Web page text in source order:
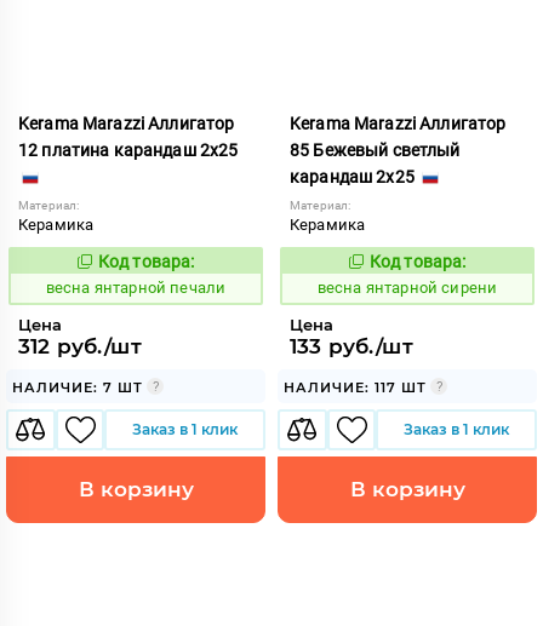
Kerama Marazzi Аллигатор
12 платина карандаш 2x25
Материал:
Керамика
109195
Код товара:
весна янтарной печали
Цена
312 руб./шт
НАЛИЧИЕ: 7 ШТ
Заказ в 1 клик
В корзину
Kerama Marazzi Аллигатор
85 Бежевый светлый
карандаш 2x25
Материал:
Керамика
109214
Код товара:
весна янтарной сирени
Цена
133 руб./шт
НАЛИЧИЕ: 117 ШТ
Заказ в 1 клик
В корзину